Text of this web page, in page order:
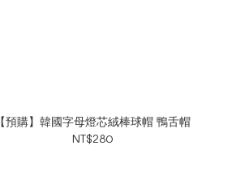
【預購】韓國字母燈芯絨棒球帽 鴨舌帽
NT$280